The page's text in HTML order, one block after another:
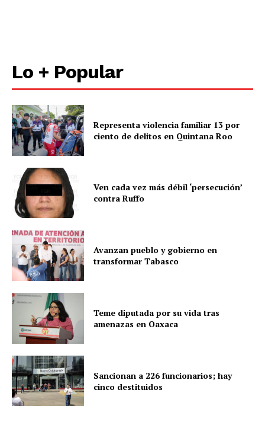
Lo + Popular
Representa violencia familiar 13 por
ciento de delitos en Quintana Roo
Ven cada vez más débil ‘persecución’
contra Ruffo
Avanzan pueblo y gobierno en
transformar Tabasco
Teme diputada por su vida tras
amenazas en Oaxaca
Sancionan a 226 funcionarios; hay
cinco destituidos